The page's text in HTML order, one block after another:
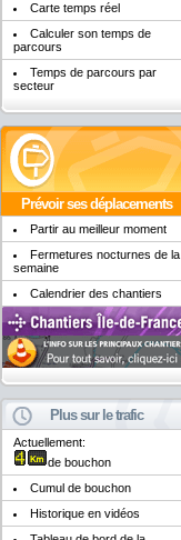
Carte temps réel
Calculer son temps de
parcours
Temps de parcours par
secteur
Prévoir ses déplacements
Partir au meilleur moment
Fermetures nocturnes de la
semaine
Calendrier des chantiers
Plus sur le trafic
Actuellement:
de bouchon
Cumul de bouchon
Historique en vidéos